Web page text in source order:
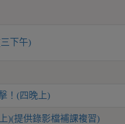
下午)
！(四晚上)
)(提供錄影檔補課複習)